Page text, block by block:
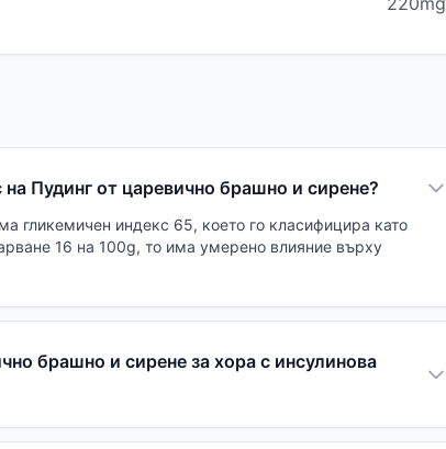
Пудинг от царевично брашно и сирене?
гликемичен индекс 65, което го класифицира като
16 на 100g, то има умерено влияние върху
брашно и сирене за хора с инсулинова